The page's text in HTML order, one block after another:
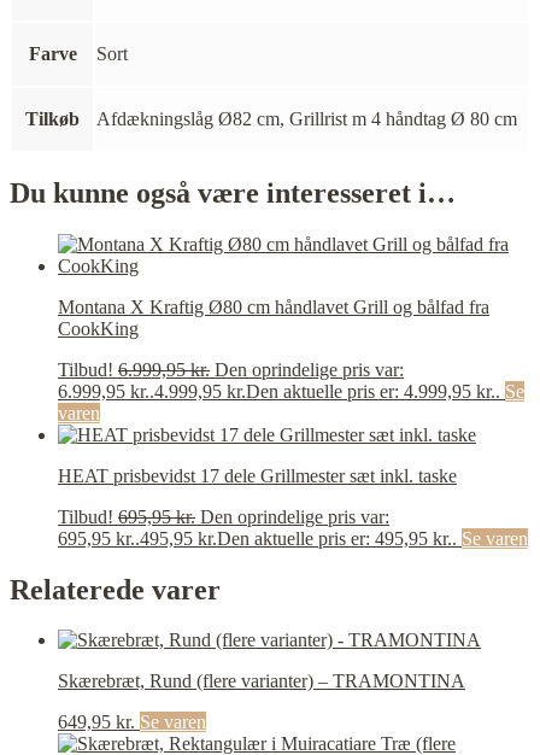
Farve Sort
Tilkøb Afdækningslåg Ø82 cm, Grillrist m 4 håndtag Ø 80 cm
Du kunne også være interesseret i…
Montana X Kraftig Ø80 cm håndlavet Grill og bålfad fra
CookKing
Tilbud! 6.999,95kr. Den oprindelige pris var:
6.999,95 kr..4.999,95 kr.Den aktuelle pris er: 4.999,95 kr.. Se
varen
HEAT prisbevidst 17 dele Grillmester sæt inkl. taske
Tilbud! 695,95kr. Den oprindelige pris var:
695,95 kr..495,95 kr.Den aktuelle pris er: 495,95 kr.. Se varen
Relaterede varer
Skærebræt, Rund (flere varianter) – TRAMONTINA
649,95 kr. Se varen